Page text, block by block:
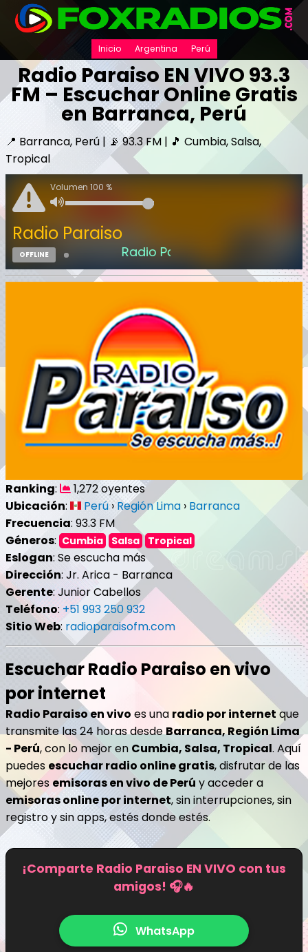
Inicio Argentina Perú
Radio Paraiso EN VIVO 93.3
FM – Escuchar Online Gratis
en Barranca, Perú
📍 Barranca, Perú | 📡 93.3 FM | 🎵 Cumbia, Salsa,
Tropical
Volumen 100 %
Radio Paraiso
OFFLINE Radio Paraiso
Escuchar Radio Paraiso en vivo
por internet
Radio Paraiso en vivo es una radio por internet que
transmite las 24 horas desdeBarranca, Región Lima
- Perú, con lo mejor en Cumbia, Salsa, Tropical. Aquí
puedes escuchar radio online gratis, disfrutar de las
mejores emisoras en vivo de Perú y acceder a
emisoras online por internet, sin interrupciones, sin
registro y sin apps, estés donde estés.
Ranking:
1,272 oyentes
Ubicación: Perú› Región Lima › Barranca
Frecuencia: 93.3 FM
Géneros: Cumbia Salsa Tropical
Eslogan: Se escucha más
Dirección: Jr. Arica - Barranca
Gerente: Junior Cabellos
Teléfono:+51 993 250 932
Sitio Web: radioparaisofm.com
¡Comparte Radio Paraiso EN VIVO con tus
amigos! 🎧🔥
WhatsApp